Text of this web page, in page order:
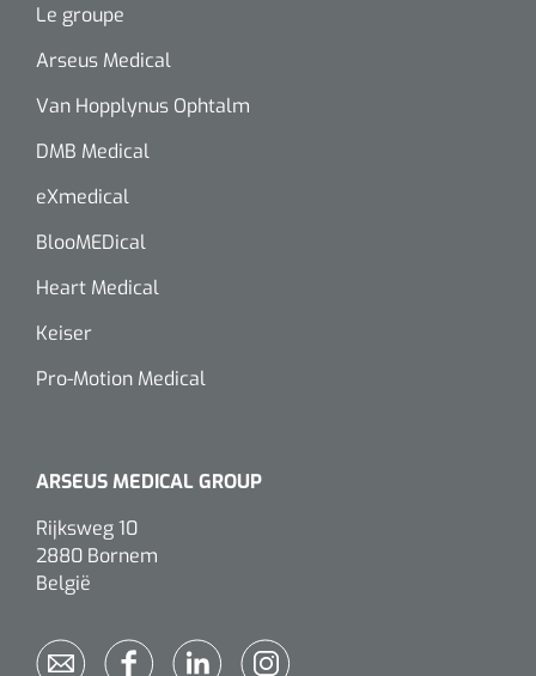
Le groupe
Arseus Medical
Van Hopplynus Ophtalm
DMB Medical
eXmedical
BlooMEDical
Heart Medical
Keiser
Pro-Motion Medical
ARSEUS MEDICAL GROUP
Rijksweg 10
2880 Bornem
België